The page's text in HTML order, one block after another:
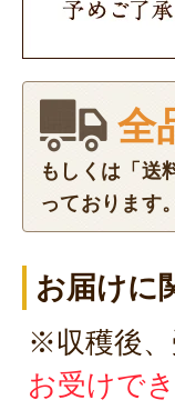
全
もしくは「送
っております。
お届けに
※収穫後、
お受けで